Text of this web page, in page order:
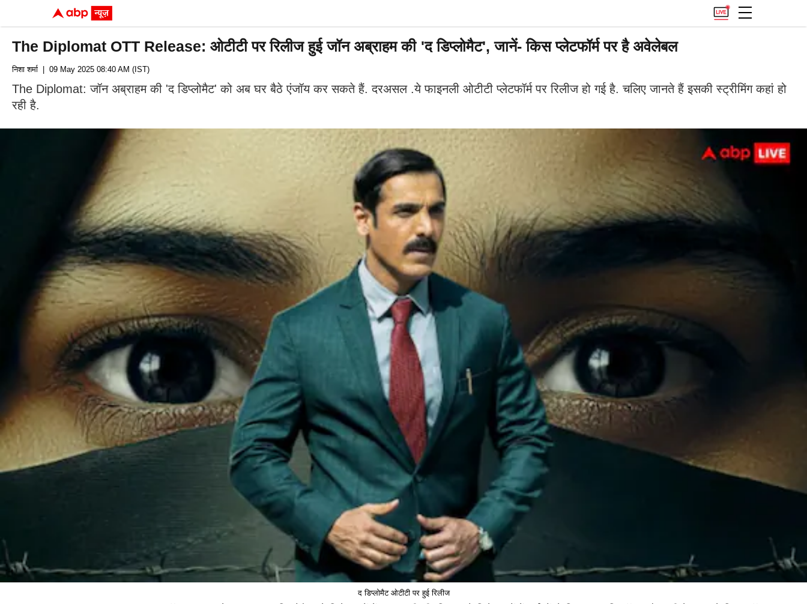
The Diplomat OTT Release: ओटीटी पर रिलीज हुई जॉन अब्राहम की 'द डिप्लोमैट', जानें- किस प्लेटफॉर्म पर है अवेलेबल
निशा शर्मा | 09 May 2025 08:40 AM (IST)
The Diplomat: जॉन अब्राहम की 'द डिप्लोमैट' को अब घर बैठे एंजॉय कर सकते हैं. दरअसल .ये फाइनली ओटीटी प्लेटफॉर्म पर रिलीज हो गई है. चलिए जानते हैं इसकी स्ट्रीमिंग कहां हो
रही है.
द डिप्लोमैट ओटीटी पर हुई रिलीज